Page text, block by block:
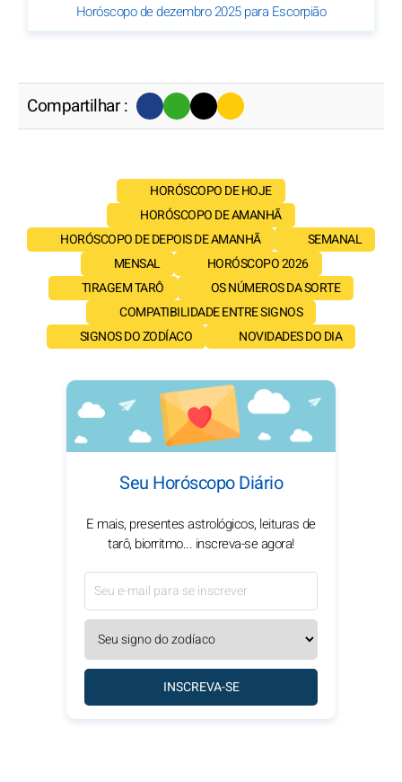
Horóscopo de dezembro 2025 para Escorpião
Compartilhar :
HORÓSCOPO DE HOJE
HORÓSCOPO DE AMANHÃ
HORÓSCOPO DE DEPOIS DE AMANHÃ
SEMANAL
MENSAL
HORÓSCOPO 2026
TIRAGEM TARÔ
OS NÚMEROS DA SORTE
COMPATIBILIDADE ENTRE SIGNOS
SIGNOS DO ZODÍACO
NOVIDADES DO DIA
Seu Horóscopo Diário
E mais, presentes astrológicos, leituras de
tarô, biorritmo... inscreva-se agora!
INSCREVA-SE